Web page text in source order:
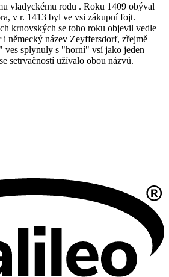
vladyckému rodu . Roku 1409 obýval
v r. 1413 byl ve vsi zákupní fojt.
krnovských se toho roku objevil vedle
i německý název Zeyffersdorf, zřejmě
ves splynuly s "horní" vsí jako jeden
setrvačností užívalo obou názvů.